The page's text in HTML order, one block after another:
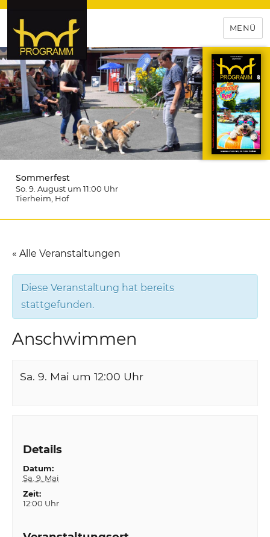
hof-programm – das
Veranstaltungsportal für
Hochfranken
MENÜ
Sommerfest
So. 9. August um 11:00 Uhr
Tierheim , Hof
« Alle Veranstaltungen
Diese Veranstaltung hat bereits
stattgefunden.
Anschwimmen
Sa. 9. Mai um 12:00 Uhr
Details
Datum:
Sa. 9. Mai
Zeit:
12:00 Uhr